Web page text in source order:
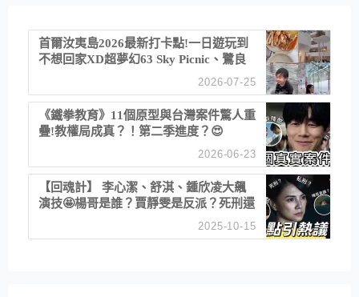
首爾汝夷島2026最新打卡點!一日遊玩到
不想回家XD超夢幻63 Sky Picnic、鷺良
津帝王蟹大餐、《淚之女王》拍攝地、漢
2026-07-25
《鐵拳教育》11個原型與台灣案件驚人重
疊!教權局成真？！第二季進度？😍
2026-06-23
【回魂計】 李心潔、舒淇、鍾欣凌大飆
演技🤩楊哥是誰？賈靜雯是反派？死刑還
2025-10-15